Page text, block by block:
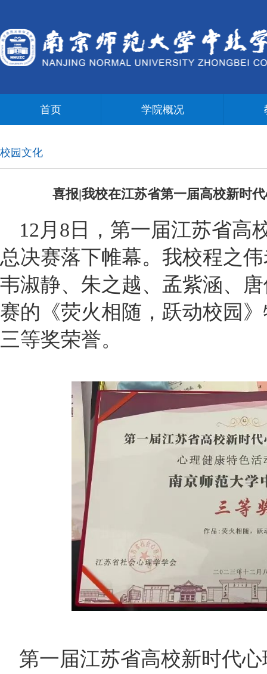
首页 学院概况
校园文化
喜报|我校在江苏省第一届高校新时
12月8日，第一届江苏省高
总决赛落下帷幕。我校程之
韦淑静、朱之越、孟紫涵、
赛的《荧火相随，跃动校园
三等奖荣誉。
第一届江苏省高校新时代